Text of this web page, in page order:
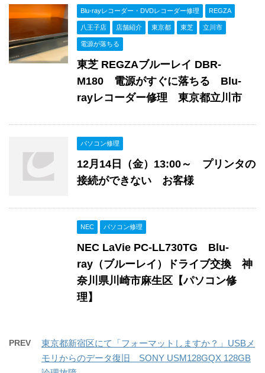
Blu-rayレコーダー・DVDレコーダー修理 REGZA
八王子店 店舗紹介 東京都 東芝 立川市
電源が落ちる
東芝 REGZAブルーレイ DBR-
M180 電源がすぐに落ちる Blu-
rayレコーダー修理 東京都立川市
パソコン修理
12月14日（金）13:00～ プリンタの
接続ができない お客様
NEC パソコン修理
NEC LaVie PC-LL730TG Blu-
ray（ブルーレイ）ドライブ交換 神
奈川県川崎市麻生区【パソコン修
理】
PREV
東京都新宿区にて「フォーマットしますか？」USBメ
モリからのデータ復旧 SONY USM128GQX 128GB